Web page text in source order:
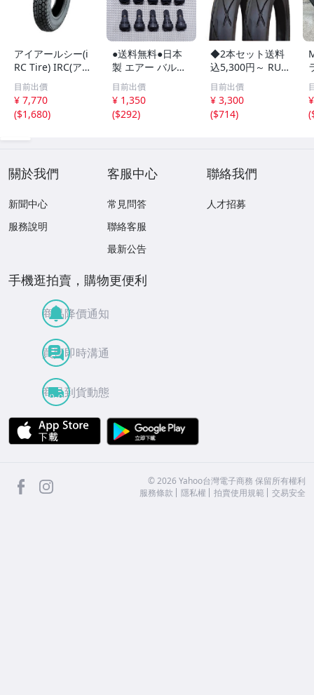
アイアールシー(i
RC Tire) IRC(アイ
アールシー)井上
ゴムバイクタイヤ
SP 前後輪共用 3.
50- 8 4PR チュー
目前出價
¥ 7,770
($1,680)
●送料無料●日本
製 エアー バルブ
TR-412C 10個 ＞
国産 太平洋工業
PACIFIC チューブ
レス エア ショー
目前出價
¥ 1,350
($292)
◆2本セット送料
込5,300円～ RUI
SHENG RUBBER
120/70-12 CY411
130/70-12 CY411
スクータータイヤ
目前出價
¥ 3,300
($714)
(
關於我們
新聞中心
服務說明
客服中心
常見問答
聯絡客服
最新公告
聯絡我們
人才招募
手機逛拍賣，購物更便利
商品降價通知
買賣即時溝通
商品到貨動態
APP Store
facebook ©2026 Yahoo台灣電子商務 保留所有權利
服務條款
隱私權 拍賣使用規範 交易安全